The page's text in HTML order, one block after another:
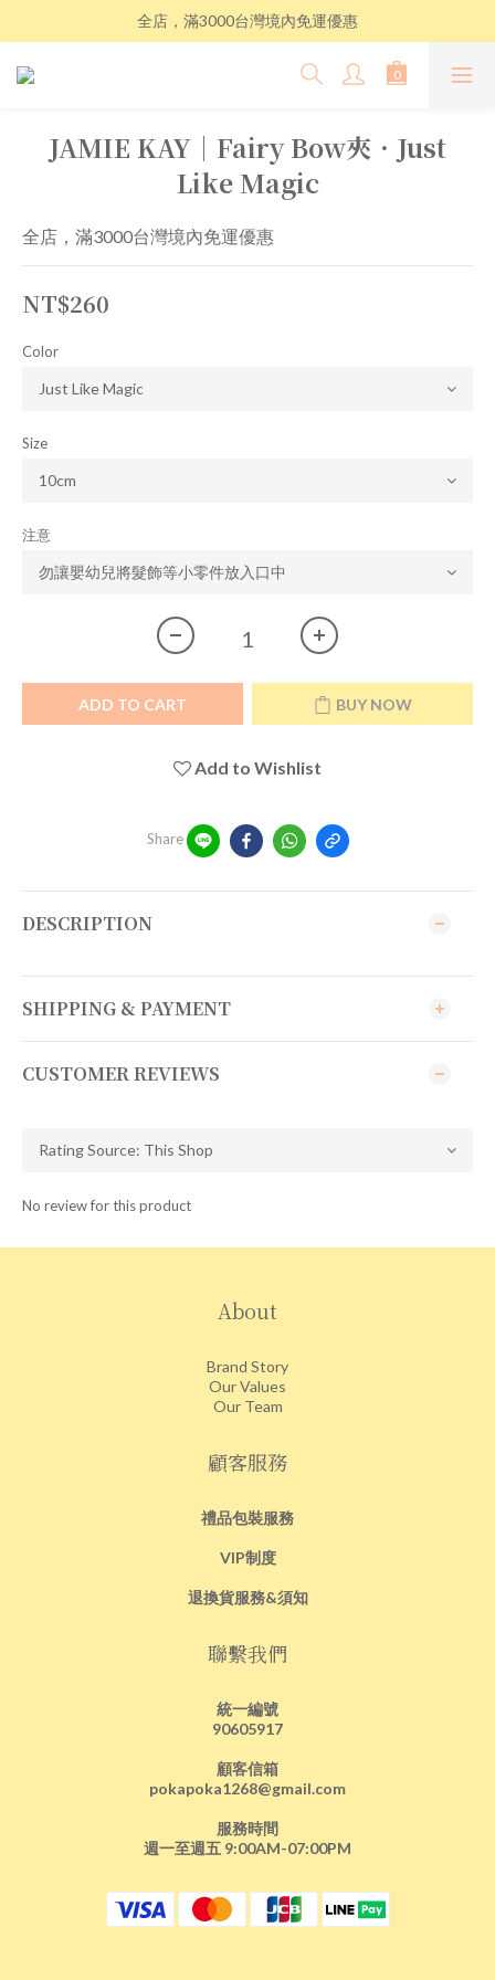
全店，滿3000台灣境內免運優惠
JAMIE KAY│Fairy Bow夾．Just
Like Magic
全店，滿3000台灣境內免運優惠
NT$260
Color
Size
注意
ADD TO CART BUY NOW
Add to Wishlist
Share
DESCRIPTION
SHIPPING & PAYMENT
CUSTOMER REVIEWS
No review for this product
About
Brand Story
Our Values
Our Team
顧客服務
禮品包裝服務
VIP制度
退換貨服務&須知
聯繫我們
統一編號
90605917
顧客信箱
pokapoka1268@gmail.com
服務時間
週一至週五 9:00AM-07:00PM